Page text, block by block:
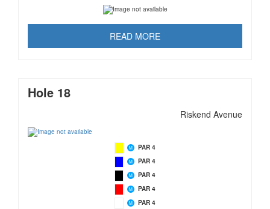
READ MORE
Hole 18
Riskend Avenue
M PAR 4
M PAR 4
M PAR 4
M PAR 4
M PAR 4